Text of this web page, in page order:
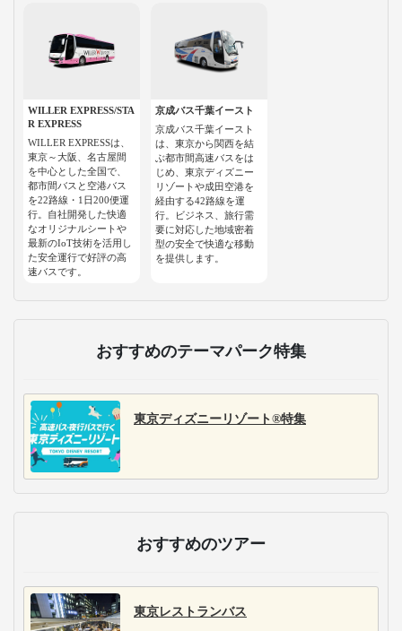
WILLER EXPRESS/STA
R EXPRESS
WILLER EXPRESSは、
東京～大阪、名古屋間
を中心とした全国で、
都市間バスと空港バス
を22路線・1日200便運
行。自社開発した快適
なオリジナルシートや
最新のIoT技術を活用し
た安全運行で好評の高
速バスです。
京成バス千葉イースト
京成バス千葉イースト
は、東京から関西を結
ぶ都市間高速バスをは
じめ、東京ディズニー
リゾートや成田空港を
経由する42路線を運
行。ビジネス、旅行需
要に対応した地域密着
型の安全で快適な移動
を提供します。
おすすめのテーマパーク特集
東京ディズニーリゾート®特集
おすすめのツアー
東京レストランバス